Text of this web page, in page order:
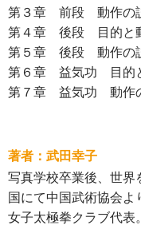
第３章 前段 動作の
第４章 後段 目的と
第５章 後段 動作の
第６章 益気功 目的
第７章 益気功 動作
著者：武田幸子
写真学校卒業後、世界
国にて中国武術協会
女子太極拳クラブ代表